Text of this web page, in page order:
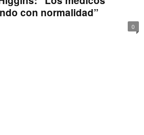
con normalidad”
0